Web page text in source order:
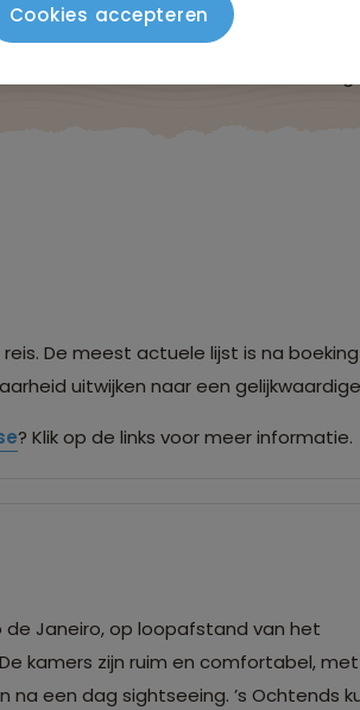
De meest actuele lijst is na
uitwijken naar een
? Klik op de links voor meer informatie.
de Janeiro, op loopafstand van het
kamers zijn ruim en comfortabel,
een dag sightseeing. ’s Ochtends
Cookies accepteren